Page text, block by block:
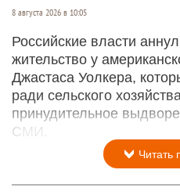
8 августа 2026 в 10:05
Российские власти
жительство у
Джастаса Уолкера,
ради сельского
принудительное
СМИ.
Читать